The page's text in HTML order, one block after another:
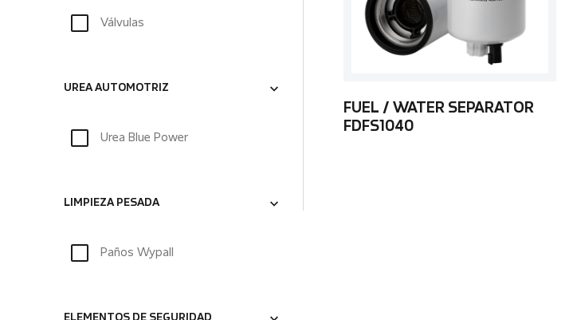
Válvulas
UREA AUTOMOTRIZ
Urea Blue Power
LIMPIEZA PESADA
Paños Wypall
FUEL / WATER SEPARATOR
FDFS1040